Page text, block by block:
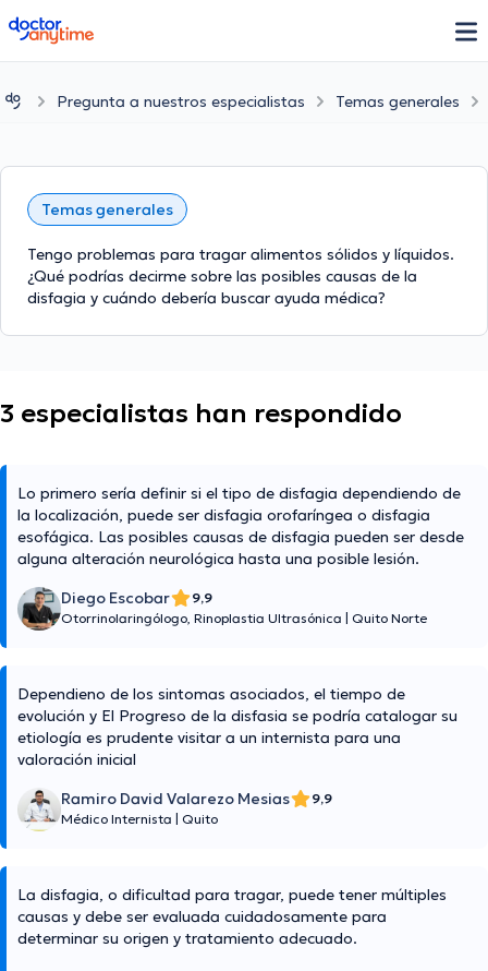
doctoranytime
Pregunta a nuestros especialistas Temas generales
Temas generales
Tengo problemas para tragar alimentos sólidos y líquidos.
¿Qué podrías decirme sobre las posibles causas de la
disfagia y cuándo debería buscar ayuda médica?
3 especialistas han respondido
Lo primero sería definir si el tipo de disfagia dependiendo de
la localización, puede ser disfagia orofaríngea o disfagia
esofágica. Las posibles causas de disfagia pueden ser desde
alguna alteración neurológica hasta una posible lesión.
Diego Escobar
9,9
Otorrinolaringólogo, Rinoplastia Ultrasónica
Quito Norte
Dependieno de los sintomas asociados, el tiempo de
evolución y El Progreso de la disfasia se podría catalogar su
etiología es prudente visitar a un internista para una
valoración inicial
Ramiro David Valarezo Mesias
9,9
Médico Internista
Quito
La disfagia, o dificultad para tragar, puede tener múltiples
causas y debe ser evaluada cuidadosamente para
determinar su origen y tratamiento adecuado.